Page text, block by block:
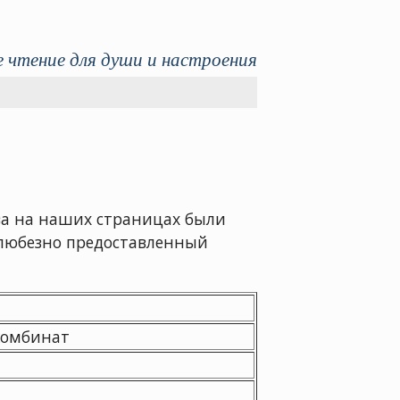
чтение для души и настроения
на наших страницах были
предоставленный